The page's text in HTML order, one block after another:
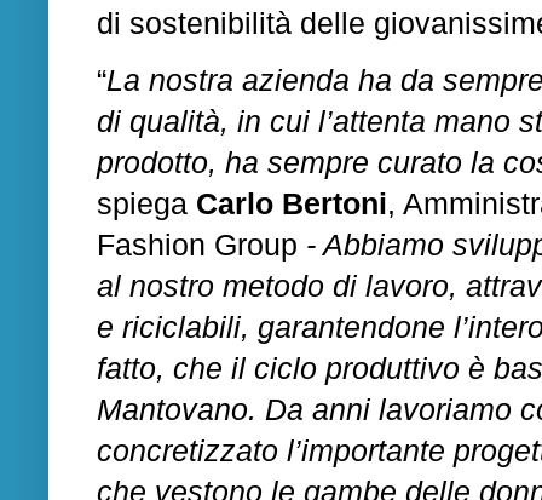
di sostenibilità delle
“La nostra azienda ha da
di qualità, in cui l’attenta mano
prodotto, ha sempre curato la
spiega Carlo Bertoni,
Fashion Group - Abbiamo
al nostro metodo di lavoro,
e riciclabili, garantendone
fatto, che il ciclo produttivo è
Mantovano. Da anni lavoriamo
concretizzato l’importante
che vestono le gambe delle